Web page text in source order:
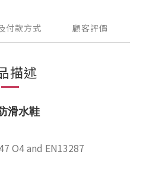
付款方式 顧客評價
描述
滑水鞋
O4 and EN13287